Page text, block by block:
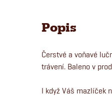
Popis
Čerstvé a voňavé
trávení. Baleno v
I když Váš mazlíček